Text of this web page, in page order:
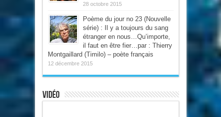
28 octobre 2015
Poème du jour no 23 (Nouvelle
série) : Il y a toujours du sang
étranger en nous…Qu’importe,
il faut en être fier…par : Thierry
Montgaillard (Timilo) – poète français
12 décembre 2015
Vidéo